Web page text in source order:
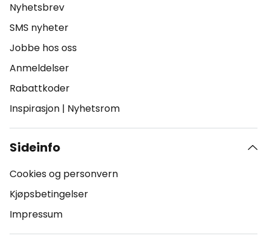
Nyhetsbrev
SMS nyheter
Jobbe hos oss
Anmeldelser
Rabattkoder
Inspirasjon | Nyhetsrom
Sideinfo
Cookies og personvern
Kjøpsbetingelser
Impressum